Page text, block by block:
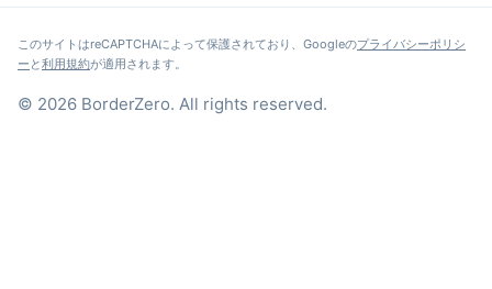
このサイトはreCAPTCHAによって保護されており、Googleのプライバシーポリシ
ー と利用規約が適用されます。
© 2026 BorderZero. All rights reserved.